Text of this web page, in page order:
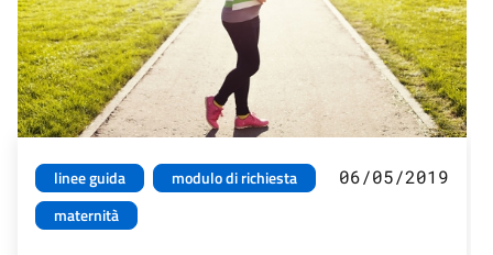
linee guida
modulo di richiesta
maternità
06/05/2019